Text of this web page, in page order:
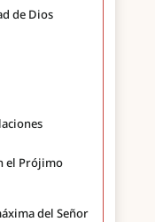
de Dios
el Prójimo
del Señor